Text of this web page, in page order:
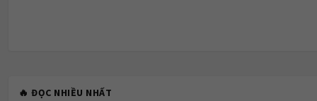
🔥 ĐỌC NHIỀU NHẤT